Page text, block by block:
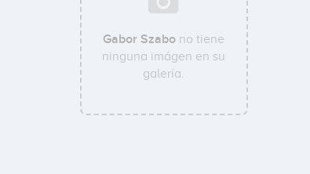
Gabor Szabo no tiene
ninguna imágen en su
galería.